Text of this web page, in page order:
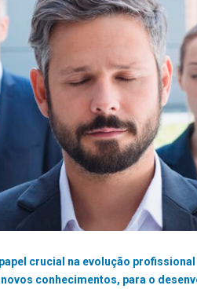
crucial na evolução
conhecimentos, para o